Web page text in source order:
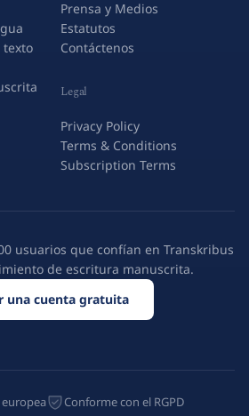
texto
Prensa y Medios
Estatutos
Contáctenos
Legal
Privacy Policy
Terms & Conditions
Subscription Terms
usuarios que confían en Transkribus
de escritura manuscrita.
una cuenta gratuita
Conforme con el RGPD